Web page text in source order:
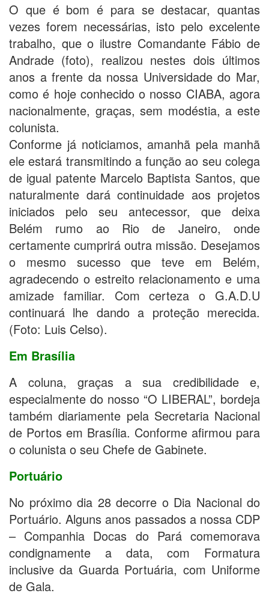
O que é bom é para se destacar, quantas
vezes forem necessárias, isto pelo excelente
trabalho, que o ilustre Comandante Fábio de
Andrade (foto), realizou nestes dois últimos
anos a frente da nossa Universidade do Mar,
como é hoje conhecido o nosso CIABA, agora
nacionalmente, graças, sem modéstia, a este
colunista.
Conforme já noticiamos, amanhã pela manhã
ele estará transmitindo a função ao seu colega
de igual patente Marcelo Baptista Santos, que
naturalmente dará continuidade aos projetos
iniciados pelo seu antecessor, que deixa
Belém rumo ao Rio de Janeiro, onde
certamente cumprirá outra missão. Desejamos
o mesmo sucesso que teve em Belém,
agradecendo o estreito relacionamento e uma
amizade familiar. Com certeza o G.A.D.U
continuará lhe dando a proteção merecida.
(Foto: Luis Celso).
Em Brasília
A coluna, graças a sua credibilidade e,
especialmente do nosso “O LIBERAL”, bordeja
também diariamente pela Secretaria Nacional
de Portos em Brasília. Conforme afirmou para
o colunista o seu Chefe de Gabinete.
Portuário
No próximo dia 28 decorre o Dia Nacional do
Portuário. Alguns anos passados a nossa CDP
– Companhia Docas do Pará comemorava
condignamente a data, com Formatura
inclusive da Guarda Portuária, com Uniforme
de Gala.